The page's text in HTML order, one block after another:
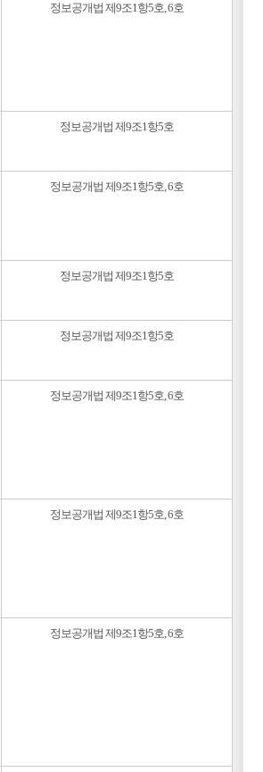
정보공개법 제9조1항5호, 6호
정보공개법 제9조1항5호
정보공개법 제9조1항5호, 6호
정보공개법 제9조1항5호
정보공개법 제9조1항5호
정보공개법 제9조1항5호, 6호
정보공개법 제9조1항5호, 6호
정보공개법 제9조1항5호, 6호